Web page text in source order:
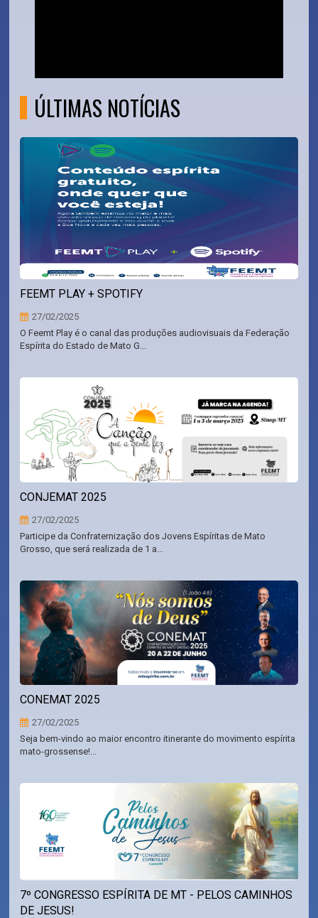
ÚLTIMAS NOTÍCIAS
FEEMT PLAY + SPOTIFY
27/02/2025
O Feemt Play é o canal das produções audiovisuais da Federação
Espírita do Estado de Mato G...
CONJEMAT 2025
27/02/2025
Participe da Confraternização dos Jovens Espíritas de Mato
Grosso, que será realizada de 1 a...
CONEMAT 2025
27/02/2025
Seja bem-vindo ao maior encontro itinerante do movimento espírita
mato-grossense!...
7º CONGRESSO ESPÍRITA DE MT - PELOS CAMINHOS
DE JESUS!